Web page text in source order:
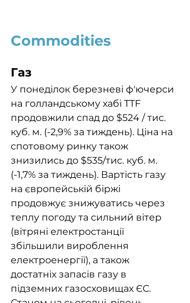
Commodities
Газ
У понеділок березневі ф'ючерси
на голландському хабі TTF
продовжили спад до $524 / тис.
куб. м. (-2,9% за тиждень). Ціна на
спотовому ринку також
знизились до $535/тис. куб. м.
(-1,7% за тиждень). Вартість газу
на європейській біржі
продовжує знижуватись через
теплу погоду та сильний вітер
(вітряні електростанції
збільшили вироблення
електроенергії), а також
достатніх запасів газу в
підземних газосховищах ЄС.